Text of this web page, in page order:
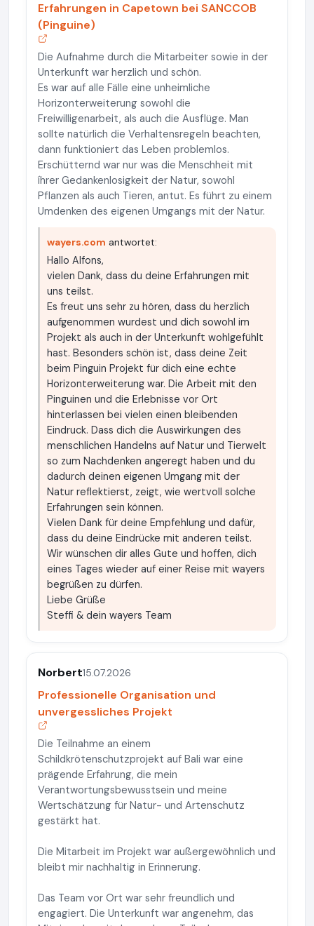
Erfahrungen in Capetown bei SANCCOB
(Pinguine)
Die Aufnahme durch die Mitarbeiter sowie in der
Unterkunft war herzlich und schön.
Es war auf alle Fälle eine unheimliche
Horizonterweiterung sowohl die
Freiwilligenarbeit, als auch die Ausflüge. Man
sollte natürlich die Verhaltensregeln beachten,
dann funktioniert das Leben problemlos.
Erschütternd war nur was die Menschheit mit
íhrer Gedankenlosigkeit der Natur, sowohl
Pflanzen als auch Tieren, antut. Es führt zu einem
Umdenken des eigenen Umgangs mit der Natur.
wayers.com antwortet:
Hallo Alfons,
vielen Dank, dass du deine Erfahrungen mit
uns teilst.
Es freut uns sehr zu hören, dass du herzlich
aufgenommen wurdest und dich sowohl im
Projekt als auch in der Unterkunft wohlgefühlt
hast. Besonders schön ist, dass deine Zeit
beim Pinguin Projekt für dich eine echte
Horizonterweiterung war. Die Arbeit mit den
Pinguinen und die Erlebnisse vor Ort
hinterlassen bei vielen einen bleibenden
Eindruck. Dass dich die Auswirkungen des
menschlichen Handelns auf Natur und Tierwelt
so zum Nachdenken angeregt haben und du
dadurch deinen eigenen Umgang mit der
Natur reflektierst, zeigt, wie wertvoll solche
Erfahrungen sein können.
Vielen Dank für deine Empfehlung und dafür,
dass du deine Eindrücke mit anderen teilst.
Wir wünschen dir alles Gute und hoffen, dich
eines Tages wieder auf einer Reise mit wayers
begrüßen zu dürfen.
Liebe Grüße
Steffi & dein wayers Team
Norbert15.07.2026
Professionelle Organisation und
unvergessliches Projekt
Die Teilnahme an einem
Schildkrötenschutzprojekt auf Bali war eine
prägende Erfahrung, die mein
Verantwortungsbewusstsein und meine
Wertschätzung für Natur- und Artenschutz
gestärkt hat.
Die Mitarbeit im Projekt war außergewöhnlich und
bleibt mir nachhaltig in Erinnerung.
Das Team vor Ort war sehr freundlich und
engagiert. Die Unterkunft war angenehm, das